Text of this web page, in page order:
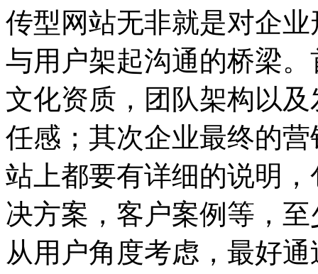
传型网站无非就是对企
与用户架起沟通的桥梁
文化资质，团队架构以
任感；其次企业最终的
站上都要有详细的说明
决方案，客户案例等，
从用户角度考虑，最好